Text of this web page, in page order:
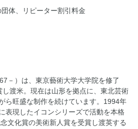
体、リピーター割引料金
－）は、東京藝術大学大学院を修了
渡米。現在は山形を拠点に、東北芸術
ら旺盛な制作を続けています。1994年
表現したイコンシリーズで活動を本格
文化賞の美術新人賞を受賞し渡英する